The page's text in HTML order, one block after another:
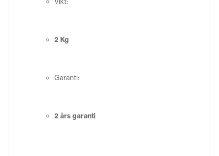
2 Kg
Garanti:
2 års garanti